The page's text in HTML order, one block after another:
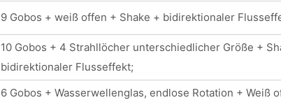
9 Gobos + weiß offen + Shake + bidirektionaler
10 Gobos + 4 Strahllöcher unterschiedlicher Größe +
bidirektionaler Flusseffekt;
6 Gobos + Wasserwellenglas, endlose Rotation + Weiß